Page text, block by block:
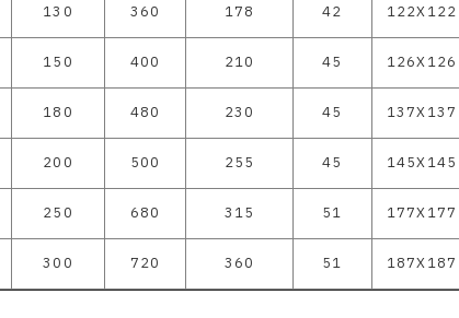
130 360 178 42 122X122
150 400 210 45 126X126
180 480 230 45 137X137
200 500 255 45 145X145
250 680 315 51 177X177
300 720 360 51 187X187